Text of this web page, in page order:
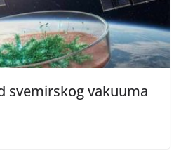
svemirskog vakuuma